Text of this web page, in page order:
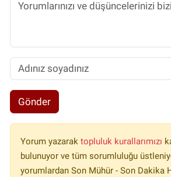
Gönder
Yorum yazarak topluluk kurallarımızı
bulunuyor ve tüm sorumluluğu
yorumlardan Son Mühür - Son Dakika